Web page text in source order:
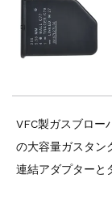
VFC製ガスブロー
の大容量ガスタン
連結アダプターと